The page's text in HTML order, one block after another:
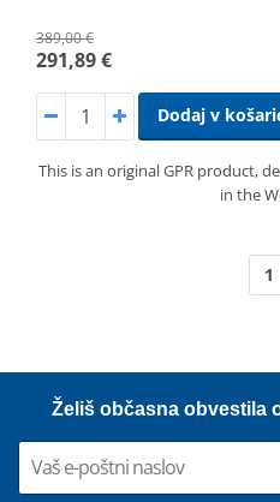
389,00 €
291,89 €
Dodaj v
This is an original GPR product,
in the
1
Želiš občasna obvestila